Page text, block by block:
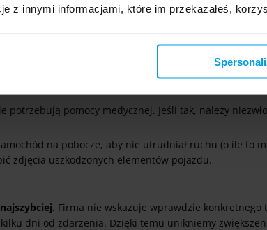
z innymi informacjami, które im przekazałeś,
kierowcy).
lub wypadkach powinny:
potrzebują pomocy medycznej. Jeśli tak, należy
na pobocze, aby nie utrudniał ruchu (o ile to
zdjęcia uszkodzonych elementów pojazdu.
Firma nie wskazuje wprawdzie
dni od zdarzenia. Dzięki temu unikniemy